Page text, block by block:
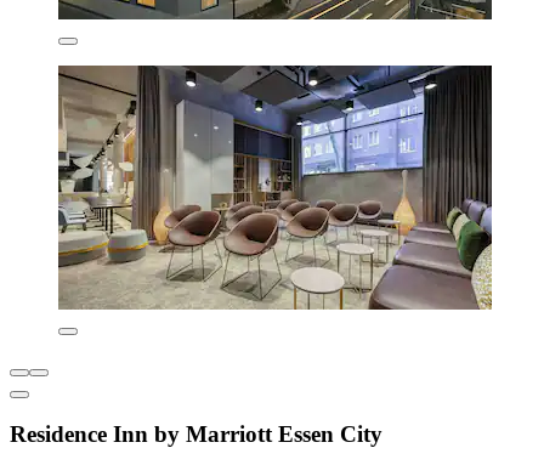
Residence Inn by Marriott Essen City